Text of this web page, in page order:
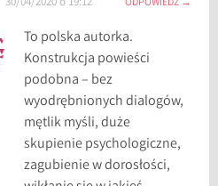
30/04/2020 o 19:12 ODPOWIEDZ
To polska autorka.
Konstrukcja powieści
podobna – bez
wyodrębnionych dialogów,
mętlik myśli, duże
skupienie psychologiczne,
zagubienie w dorosłości,